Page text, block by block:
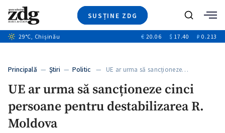
SUSȚINE ZDG
Ştiri
+5
Special
Blog
Caută
29°C, Chișinău € 20.06 $ 17.40 ₽ 0.213
Principală — Ştiri — Politic — UE ar urma să sancționeze…
UE ar urma să sancționeze cinci
persoane pentru destabilizarea R.
Moldova